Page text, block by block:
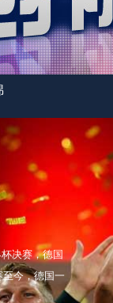
决赛，德国
今，德国一